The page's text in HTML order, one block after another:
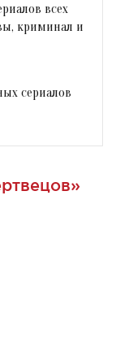
всех
криминал и
сериалов